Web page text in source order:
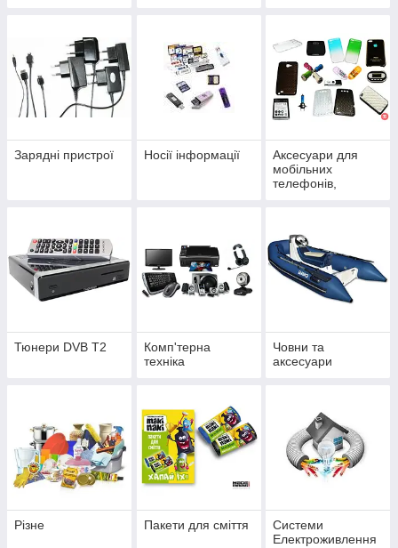
Зарядні пристрої Носії інформації
Аксесуари для
мобільних
телефонів,
Тюнери DVB T2
Комп'терна
техніка
Човни та
аксесуари
Різне Пакети для сміття
Системи
Електроживлення